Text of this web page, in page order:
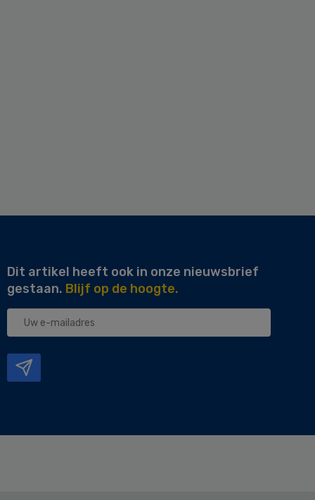
Dit artikel heeft ook in onze nieuwsbrief
gestaan. Blijf op de hoogte.
Uw